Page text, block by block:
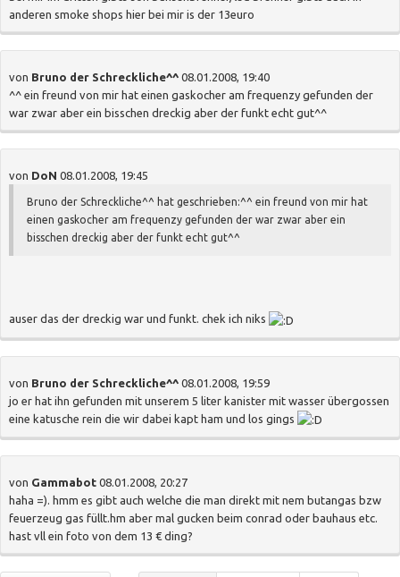
anderen smoke shops hier bei mir is der 13euro
von Bruno der Schreckliche^^ 08.01.2008, 19:40
^^ ein freund von mir hat einen gaskocher am frequenzy gefunden der
war zwar aber ein bisschen dreckig aber der funkt echt gut^^
von DoN 08.01.2008, 19:45
Bruno der Schreckliche^^ hat geschrieben:^^ ein freund von mir hat
einen gaskocher am frequenzy gefunden der war zwar aber ein
bisschen dreckig aber der funkt echt gut^^
auser das der dreckig war und funkt. chek ich niks
von Bruno der Schreckliche^^ 08.01.2008, 19:59
jo er hat ihn gefunden mit unserem 5 liter kanister mit wasser übergossen
eine katusche rein die wir dabei kapt ham und los gings
von Gammabot 08.01.2008, 20:27
haha =). hmm es gibt auch welche die man direkt mit nem butangas bzw
feuerzeug gas füllt.hm aber mal gucken beim conrad oder bauhaus etc.
hast vll ein foto von dem 13 € ding?